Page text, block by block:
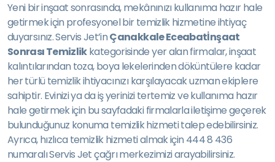
Yeni bir inşaat sonrasında, mekânınızı kullanıma hazır hale
getirmek için profesyonel bir temizlik hizmetine ihtiyaç
duyarsınız. Servis Jet’inÇanakkale Eceabatİnşaat
Sonrası Temizlikkategorisinde yer alan firmalar, inşaat
kalıntılarından toza, boya lekelerinden döküntülere kadar
her türlü temizlik ihtiyacınızı karşılayacak uzman ekiplere
sahiptir. Evinizi ya da iş yerinizi tertemiz ve kullanıma hazır
hale getirmek için bu sayfadaki firmalarla iletişime geçerek
bulunduğunuz konuma temizlik hizmeti talep edebilirsiniz.
Ayrıca, hızlıca temizlik hizmeti almak için 444 8 436
numaralı Servis Jet çağrı merkezimizi arayabilirsiniz.